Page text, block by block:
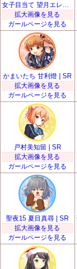
拡大画像を見る
ガールページを見る
かまいたち 甘利燈 | SR
拡大画像を見る
ガールページを見る
戸村美知留 | SR
拡大画像を見る
ガールページを見る
聖夜15 夏目真尋 | SR
拡大画像を見る
ガールページを見る